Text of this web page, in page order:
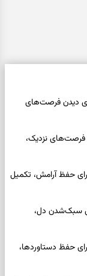
| نقش‌هایی برای دیدن فرصت‌های
۱۴۰۵ | نقش‌هایی از فرصت‌های نزدیک،
۱۴۰۵ | نشانه‌هایی برای حفظ آرامش، تکمیل
| نیت‌هایی برای سبک‌شدن دل،
۱۴۰۵ | کارت‌هایی برای حفظ دستاوردها،